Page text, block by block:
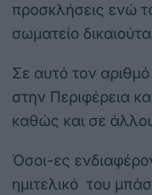
προσκλήσεις ενώ
σωματείο
Σε αυτό τον
στην Περιφέρεια
καθώς και σε
Όσοι-ες
ημιτελικό του